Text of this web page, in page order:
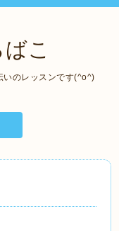
こ
いのレッスンです(^o^)